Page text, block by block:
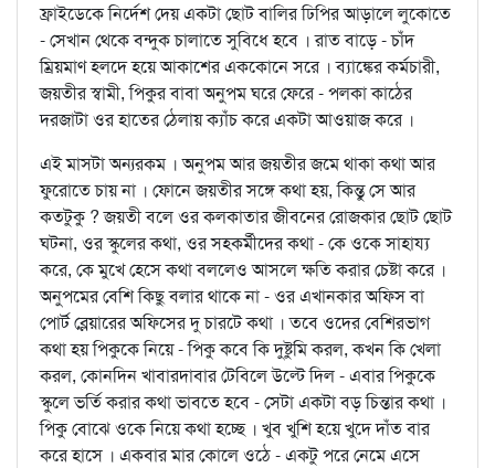
ফ্রাইডেকে নির্দেশ দেয় একটা ছোট বালির ঢিপির আড়ালে লুকোতে
- সেখান থেকে বন্দুক চালাতে সুবিধে হবে । রাত বাড়ে - চাঁদ
ম্রিয়মাণ হলদে হয়ে আকাশের এককোনে সরে । ব্যাঙ্কের কর্মচারী,
জয়তীর স্বামী, পিকুর বাবা অনুপম ঘরে ফেরে - পলকা কাঠের
দরজাটা ওর হাতের ঠেলায় ক্যাঁচ করে একটা আওয়াজ করে ।
এই মাসটা অন্যরকম । অনুপম আর জয়তীর জমে থাকা কথা আর
ফুরোতে চায় না । ফোনে জয়তীর সঙ্গে কথা হয়, কিন্তু সে আর
কতটুকু ? জয়তী বলে ওর কলকাতার জীবনের রোজকার ছোট ছোট
ঘটনা, ওর স্কুলের কথা, ওর সহকর্মীদের কথা - কে ওকে সাহায্য
করে, কে মুখে হেসে কথা বললেও আসলে ক্ষতি করার চেষ্টা করে ।
অনুপমের বেশি কিছু বলার থাকে না - ওর এখানকার অফিস বা
পোর্ট ব্লেয়ারের অফিসের দু চারটে কথা । তবে ওদের বেশিরভাগ
কথা হয় পিকুকে নিয়ে - পিকু কবে কি দুষ্টুমি করল, কখন কি খেলা
করল, কোনদিন খাবারদাবার টেবিলে উল্টে দিল - এবার পিকুকে
স্কুলে ভর্তি করার কথা ভাবতে হবে - সেটা একটা বড় চিন্তার কথা ।
পিকু বোঝে ওকে নিয়ে কথা হচ্ছে । খুব খুশি হয়ে খুদে দাঁত বার
করে হাসে । একবার মার কোলে ওঠে - একটু পরে নেমে এসে